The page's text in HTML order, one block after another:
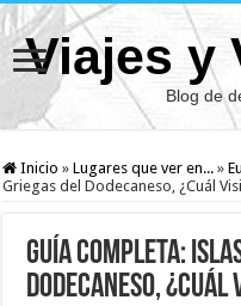
Viajes y
Blog de
Inicio » Lugares que ver en... »
Griegas del Dodecaneso, ¿Cuál
Guía Completa:
Dodecaneso,